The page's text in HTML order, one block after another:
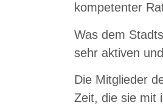
kompetenter
Was dem
sehr aktiven
Die Mitglieder
Zeit, die sie mit